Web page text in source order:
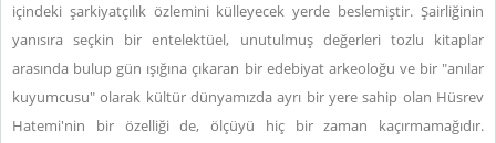
içindeki şarkiyatçılık özlemini külleyecek yerde beslemiştir. Şairliğinin
yanısıra seçkin bir entelektüel, unutulmuş değerleri tozlu kitaplar
arasında bulup gün ışığına çıkaran bir edebiyat arkeoloğu ve bir "anılar
kuyumcusu" olarak kültür dünyamızda ayrı bir yere sahip olan Hüsrev
Hatemi'nin bir özelliği de, ölçüyü hiç bir zaman kaçırmamağıdır.